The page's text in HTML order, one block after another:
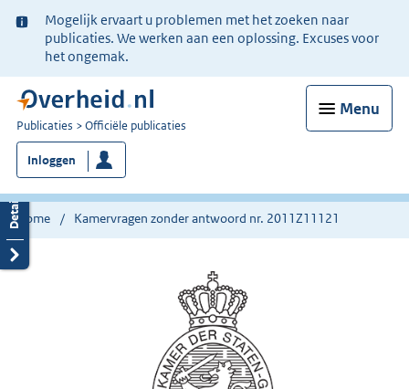
Ter
informatie:
Mogelijk ervaart u problemen met het zoeken naar
publicaties. We werken aan een oplossing. Excuses voor
het ongemak.
Menu
U
bent
nu
hier:
Publicaties Officiële publicaties
Inloggen
Home Kamervragen zonder antwoord nr. 2011Z11121